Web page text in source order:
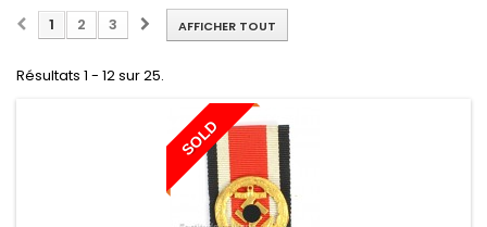
AFFICHER TOUT
1 2 3
Résultats 1 - 12 sur 25.
SOLD